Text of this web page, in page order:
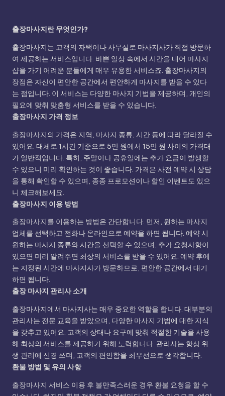
출장마사지란 무엇인가?
출장마사지는 고객의 자택이나 사무실로 마사지사가 직접 방문하
여 제공하는 서비스입니다. 바쁜 일상 속에서 시간을 내어 마사지
샵을 가기 어려운 분들에게 매우 유용한 서비스죠. 출장마사지의
장점은 자신이 편안한 공간에서 편안하게 마사지를 받을 수 있다
는 점입니다. 이 서비스는 다양한 마사지 기법을 제공하며, 개인의
필요에 맞춰 맞춤형 서비스를 받을 수 있습니다.
출장마사지 가격 정보
출장마사지의 가격은 지역, 마사지 종류, 시간 등에 따라 달라질 수
있어요. 대체로 1시간 기준으로 5만 원에서 15만 원 사이의 가격대
가 일반적입니다. 특히, 주말이나 공휴일에는 추가 요금이 발생할
수 있으니 미리 확인하는 것이 좋습니다. 가격은 사전 예약 시 상담
을 통해 확인할 수 있으며, 종종 프로모션이나 할인 이벤트도 있으
니 체크해보세요.
출장마사지 이용 방법
출장마사지를 이용하는 방법은 간단합니다. 먼저, 원하는 마사지
업체를 선택하고 전화나 온라인으로 예약을 하면 됩니다. 예약 시
원하는 마사지 종류와 시간을 선택할 수 있으며, 추가 요청사항이
있으면 미리 알려주면 최상의 서비스를 받을 수 있어요. 예약 후에
는 지정된 시간에 마사지사가 방문하므로, 편안한 공간에서 대기
하면 됩니다.
출장 마사지 관리사 소개
출장마사지에서 마사지사는 매우 중요한 역할을 합니다. 대부분의
관리사는 전문 교육을 받았으며, 다양한 마사지 기법에 대한 지식
을 갖추고 있어요. 고객의 상태나 요구에 맞춰 적절한 기술을 사용
해 최상의 서비스를 제공하기 위해 노력합니다. 관리사는 항상 위
생 관리에 신경 쓰며, 고객의 편안함을 최우선으로 생각합니다.
환불 방법 및 유의 사항
출장마사지 서비스 이용 후 불만족스러운 경우 환불 요청을 할 수